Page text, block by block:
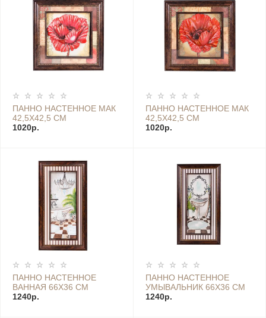
ПАННО НАСТЕННОЕ МАК
42,5Х42,5 СМ
1020р.
ПАННО НАСТЕННОЕ МАК
42,5Х42,5 СМ
1020р.
ПАННО НАСТЕННОЕ
ВАННАЯ 66Х36 СМ
1240р.
ПАННО НАСТЕННОЕ
УМЫВАЛЬНИК 66Х36 СМ
1240р.